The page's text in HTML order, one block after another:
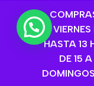
HASTA 13
DE 15
1168893524
Av. del
Buenos Aires
Lunes a